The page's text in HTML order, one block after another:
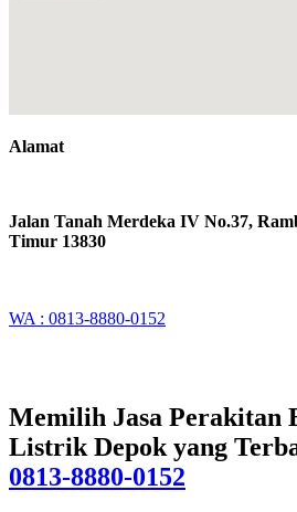
Alamat
Jalan Tanah Merdeka IV No.37,
Timur 13830
WA : 0813-8880-0152
Memilih Jasa Perakitan
Listrik Depok yang
0813-8880-0152